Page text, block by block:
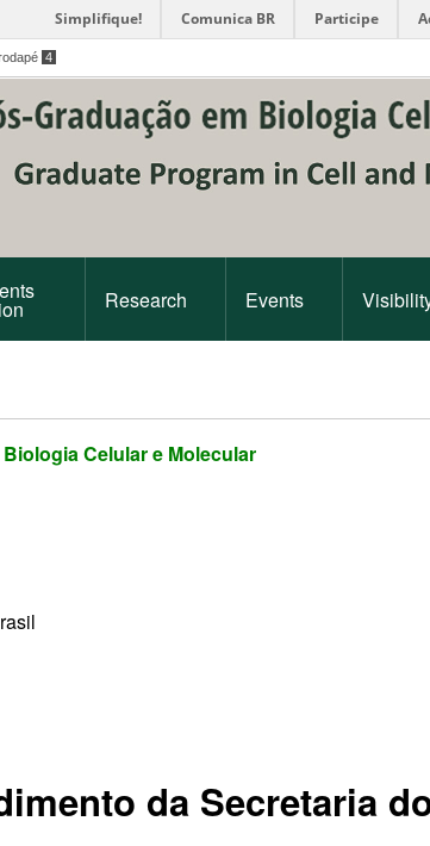
Simplifique! Comunica BR Participe
4
Research Events
Celular e Molecular
da Secretaria